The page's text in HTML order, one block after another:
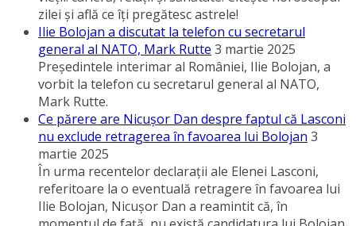
zilei şi află ce îţi pregătesc astrele!
Ilie Bolojan a discutat la telefon cu secretarul
general al NATO, Mark Rutte 3 martie 2025
Preşedintele interimar al României, Ilie Bolojan, a
vorbit la telefon cu secretarul general al NATO,
Mark Rutte.
Ce părere are Nicuşor Dan despre faptul că Lasconi
nu exclude retragerea în favoarea lui Bolojan 3
martie 2025
În urma recentelor declaraţii ale Elenei Lasconi,
referitoare la o eventuală retragere în favoarea lui
Ilie Bolojan, Nicuşor Dan a reamintit că, în